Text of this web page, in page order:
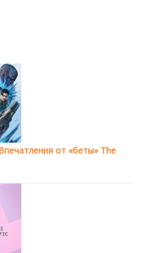
от «беты» The